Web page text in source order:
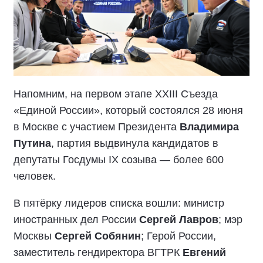
Напомним, на первом этапе XXIII Съезда
«Единой России», который состоялся 28 июня
в Москве с участием Президента Владимира
Путина, партия выдвинула кандидатов в
депутаты Госдумы IX созыва — более 600
человек.
В пятёрку лидеров списка вошли: министр
иностранных дел России Сергей Лавров; мэр
Москвы Сергей Собянин; Герой России,
заместитель гендиректора ВГТРК Евгений